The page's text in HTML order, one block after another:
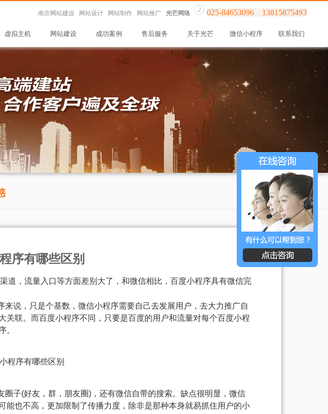
南京网站建设 网站设计 网站制作 网站推广 光芒网络 025-84653096 13815875493
虚拟主机 网站建设 成功案例 售后服务 关于光芒 微信小程序 联系我们
序有哪些区别
道，流量入口等方面差别大了，和微信相比，百度小程序具有微信完
说，只是个基数，微信小程序需要自己去发展用户，去大力推广自
联。而百度小程序不同，只要是百度的用户和流量对每个百度小程
。
子(好友，群，朋友圈)，还有微信自带的搜索。缺点很明显，微信
也不高，更加限制了传播力度，除非是那种本身就易抓住用户的小